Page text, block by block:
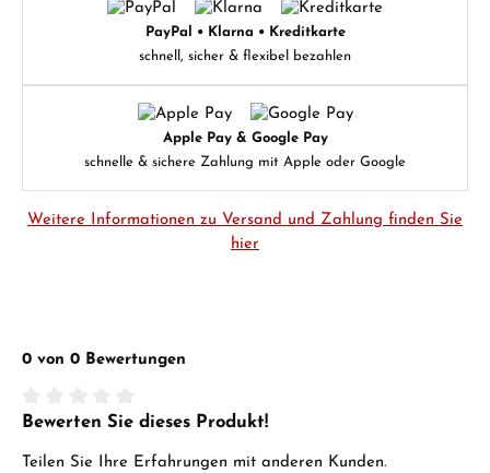
PayPal • Klarna • Kreditkarte
schnell, sicher & flexibel bezahlen
Apple Pay & Google Pay
schnelle & sichere Zahlung mit Apple oder Google
Weitere Informationen zu Versand und Zahlung finden Sie
hier
0 von 0 Bewertungen
Durchschnittliche Bewertung von 0 von 5 Sternen
Bewerten Sie dieses Produkt!
Teilen Sie Ihre Erfahrungen mit anderen Kunden.